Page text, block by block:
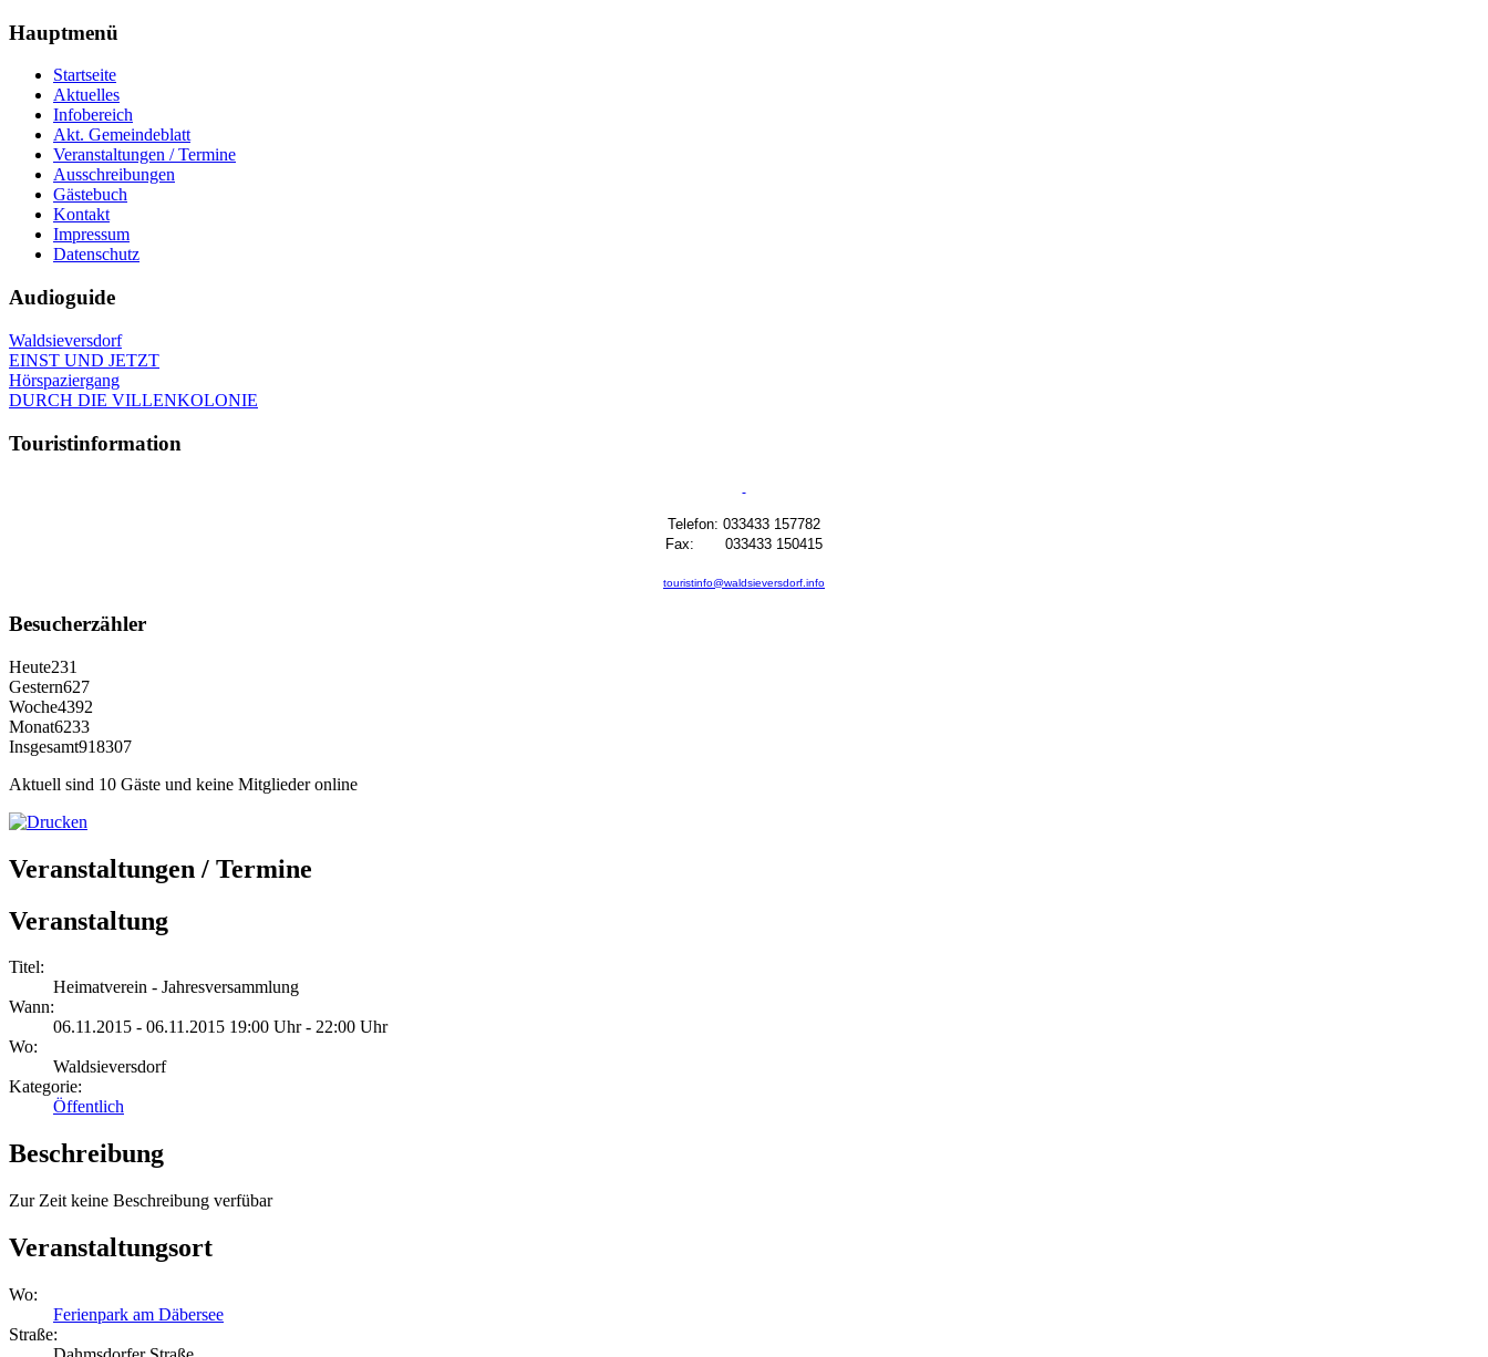
Hauptmenü
Startseite
Aktuelles
Infobereich
Akt. Gemeindeblatt
Veranstaltungen / Termine
Ausschreibungen
Gästebuch
Kontakt
Impressum
Datenschutz
Audioguide
Waldsieversdorf
EINST UND JETZT
Hörspaziergang
DURCH DIE VILLENKOLONIE
Touristinformation
Telefon: 033433 157782
Fax: 033433 150415
touristinfo@waldsieversdorf.info
Besucherzähler
Heute231
Gestern627
Woche4392
Monat6233
Insgesamt918307
Aktuell sind 10 Gäste und keine Mitglieder online
Veranstaltungen / Termine
Veranstaltung
Titel:
Heimatverein - Jahresversammlung
Wann:
06.11.2015 - 06.11.2015 19:00 Uhr - 22:00 Uhr
Wo:
Waldsieversdorf
Kategorie:
Öffentlich
Beschreibung
Zur Zeit keine Beschreibung verfübar
Veranstaltungsort
Wo:
Ferienpark am Däbersee
Straße: